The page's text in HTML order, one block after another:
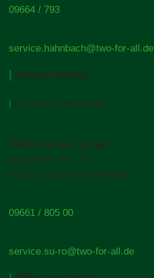
09664 / 793
service.hahnbach@two-for-all.de
Autowerkstatt
| in Sulzbach-Rosenberg
TWO FOR ALL GmbH
Bayreuther Str. 24
92237 Sulzbach-Rosenberg
09661 / 805 00
service.su-ro@two-for-all.de